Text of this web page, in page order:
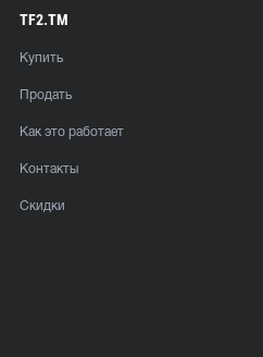
TF2.TM
Купить
Продать
Как это работает
Контакты
Скидки